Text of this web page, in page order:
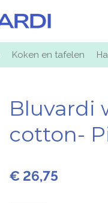
Koken en tafelen
Bluvardi
cotton-
€ 26,75